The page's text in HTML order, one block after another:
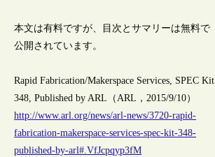
本文は有料ですが、目次とサマリーは無料で
公開されています。
Rapid Fabrication/Makerspace Services, SPEC Kit
348, Published by ARL（ARL，2015/9/10）
http://www.arl.org/news/arl-news/3720-rapid-
fabrication-makerspace-services-spec-kit-348-
published-by-arl#.VfJcpqyp3fM